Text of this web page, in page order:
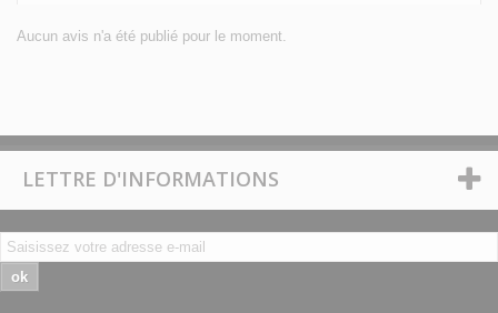
Aucun avis n'a été publié pour le moment.
LETTRE D'INFORMATIONS
ok